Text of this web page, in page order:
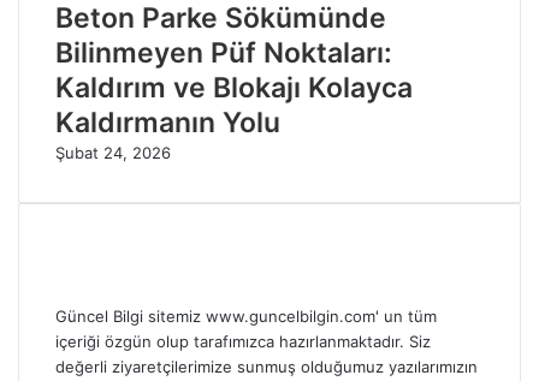
Beton Parke Sökümünde
Bilinmeyen Püf Noktaları:
Kaldırım ve Blokajı Kolayca
Kaldırmanın Yolu
Şubat 24, 2026
Güncel Bilgi sitemiz www.guncelbilgin.com' un tüm
içeriği özgün olup tarafımızca hazırlanmaktadır. Siz
değerli ziyaretçilerimize sunmuş olduğumuz yazılarımızın